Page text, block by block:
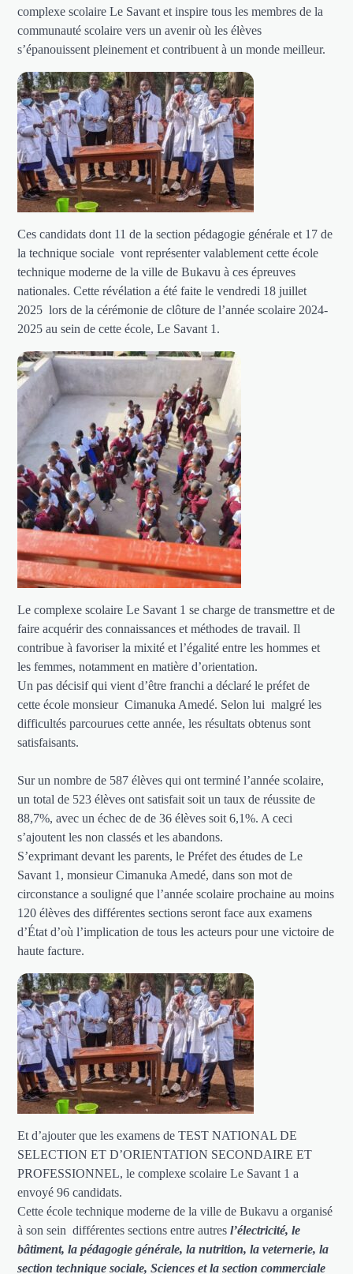
complexe scolaire Le Savant et inspire tous les membres de la
communauté scolaire vers un avenir où les élèves
s’épanouissent pleinement et contribuent à un monde meilleur.
Ces candidats dont 11 de la section pédagogie générale et 17 de
la technique sociale vont représenter valablement cette école
technique moderne de la ville de Bukavu à ces épreuves
nationales. Cette révélation a été faite le vendredi 18 juillet
2025 lors de la cérémonie de clôture de l’année scolaire 2024-
2025 au sein de cette école, Le Savant 1.
Le complexe scolaire Le Savant 1 se charge de transmettre et de
faire acquérir des connaissances et méthodes de travail. Il
contribue à favoriser la mixité et l’égalité entre les hommes et
les femmes, notamment en matière d’orientation.
Un pas décisif qui vient d’être franchi a déclaré le préfet de
cette école monsieur Cimanuka Amedé. Selon lui malgré les
difficultés parcourues cette année, les résultats obtenus sont
satisfaisants.
Sur un nombre de 587 élèves qui ont terminé l’année scolaire,
un total de 523 élèves ont satisfait soit un taux de réussite de
88,7%, avec un échec de de 36 élèves soit 6,1%. A ceci
s’ajoutent les non classés et les abandons.
S’exprimant devant les parents, le Préfet des études de Le
Savant 1, monsieur Cimanuka Amedé, dans son mot de
circonstance a souligné que l’année scolaire prochaine au moins
120 élèves des différentes sections seront face aux examens
d’État d’où l’implication de tous les acteurs pour une victoire de
haute facture.
Et d’ajouter que les examens de TEST NATIONAL DE
SELECTION ET D’ORIENTATION SECONDAIRE ET
PROFESSIONNEL, le complexe scolaire Le Savant 1 a
envoyé 96 candidats.
Cette école technique moderne de la ville de Bukavu a organisé
à son sein différentes sections entre autresl’électricité, le
bâtiment, la pédagogie générale, la nutrition, la veternerie, la
section technique sociale, Sciences et la section commerciale